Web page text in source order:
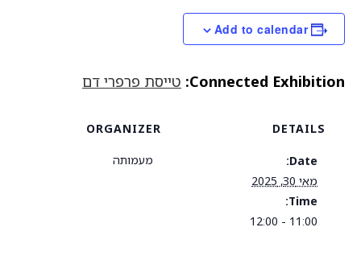
Add to calendar
Connected Exhibition: טייסת פרפרי דם
DETAILS
Date:
מאי 30, 2025
Time:
11:00 - 12:00
ORGANIZER
מעמותה